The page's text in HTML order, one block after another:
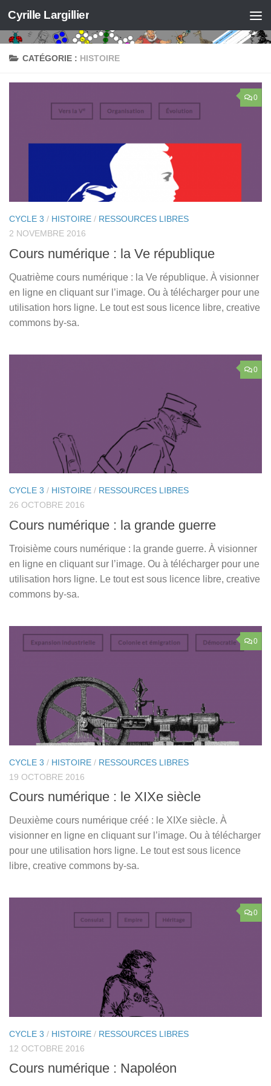
Skip to content
Cyrille Largillier
CATÉGORIE : HISTOIRE
0
CYCLE 3 / HISTOIRE / RESSOURCES LIBRES
2 NOVEMBRE 2016
Cours numérique : la Ve république
Quatrième cours numérique : la Ve république. À visionner
en ligne en cliquant sur l’image. Ou à télécharger pour une
utilisation hors ligne. Le tout est sous licence libre, creative
commons by-sa.
0
CYCLE 3 / HISTOIRE / RESSOURCES LIBRES
26 OCTOBRE 2016
Cours numérique : la grande guerre
Troisième cours numérique : la grande guerre. À visionner
en ligne en cliquant sur l’image. Ou à télécharger pour une
utilisation hors ligne. Le tout est sous licence libre, creative
commons by-sa.
0
CYCLE 3 / HISTOIRE / RESSOURCES LIBRES
19 OCTOBRE 2016
Cours numérique : le XIXe siècle
Deuxième cours numérique créé : le XIXe siècle. À
visionner en ligne en cliquant sur l’image. Ou à télécharger
pour une utilisation hors ligne. Le tout est sous licence
libre, creative commons by-sa.
0
CYCLE 3 / HISTOIRE / RESSOURCES LIBRES
12 OCTOBRE 2016
Cours numérique : Napoléon